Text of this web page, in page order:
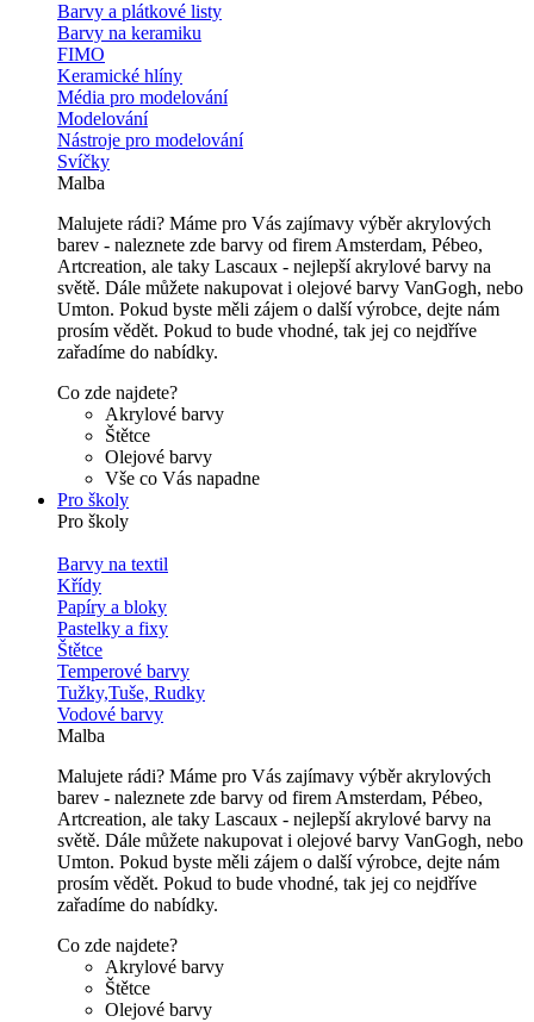
Barvy a plátkové listy
Barvy na keramiku
FIMO
Keramické hlíny
Média pro modelování
Modelování
Nástroje pro modelování
Svíčky
Malba
Malujete rádi? Máme pro Vás zajímavy výběr akrylových
barev - naleznete zde barvy od firem Amsterdam, Pébeo,
Artcreation, ale taky Lascaux - nejlepší akrylové barvy na
světě. Dále můžete nakupovat i olejové barvy VanGogh, nebo
Umton. Pokud byste měli zájem o další výrobce, dejte nám
prosím vědět. Pokud to bude vhodné, tak jej co nejdříve
zařadíme do nabídky.
Co zde najdete?
Akrylové barvy
Štětce
Olejové barvy
Vše co Vás napadne
Pro školy
Pro školy
Barvy na textil
Křídy
Papíry a bloky
Pastelky a fixy
Štětce
Temperové barvy
Tužky,Tuše, Rudky
Vodové barvy
Malba
Malujete rádi? Máme pro Vás zajímavy výběr akrylových
barev - naleznete zde barvy od firem Amsterdam, Pébeo,
Artcreation, ale taky Lascaux - nejlepší akrylové barvy na
světě. Dále můžete nakupovat i olejové barvy VanGogh, nebo
Umton. Pokud byste měli zájem o další výrobce, dejte nám
prosím vědět. Pokud to bude vhodné, tak jej co nejdříve
zařadíme do nabídky.
Co zde najdete?
Akrylové barvy
Štětce
Olejové barvy